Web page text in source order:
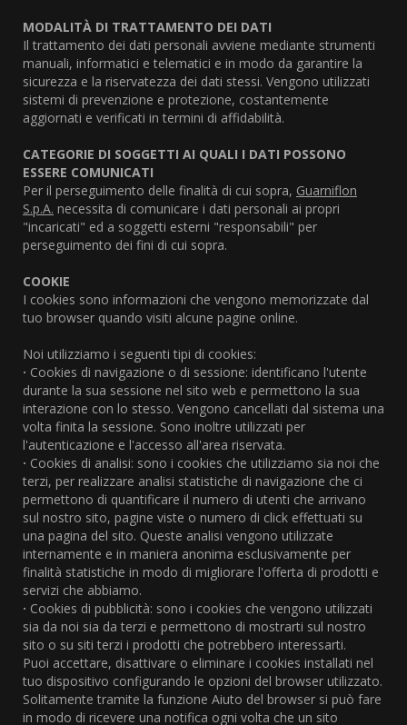
MODALITÀ DI TRATTAMENTO DEI DATI
Il trattamento dei dati personali avviene mediante strumenti
manuali, informatici e telematici e in modo da garantire la
sicurezza e la riservatezza dei dati stessi. Vengono utilizzati
sistemi di prevenzione e protezione, costantemente
aggiornati e verificati in termini di affidabilità.
CATEGORIE DI SOGGETTI AI QUALI I DATI POSSONO
ESSERE COMUNICATI
Per il perseguimento delle finalità di cui sopra, Guarniflon
S.p.A. necessita di comunicare i dati personali ai propri
"incaricati" ed a soggetti esterni "responsabili" per
perseguimento dei fini di cui sopra.
COOKIE
I cookies sono informazioni che vengono memorizzate dal
tuo browser quando visiti alcune pagine online.
Noi utilizziamo i seguenti tipi di cookies:
· Cookies di navigazione o di sessione: identificano l'utente
durante la sua sessione nel sito web e permettono la sua
interazione con lo stesso. Vengono cancellati dal sistema una
volta finita la sessione. Sono inoltre utilizzati per
l'autenticazione e l'accesso all'area riservata.
· Cookies di analisi: sono i cookies che utilizziamo sia noi che
terzi, per realizzare analisi statistiche di navigazione che ci
permettono di quantificare il numero di utenti che arrivano
sul nostro sito, pagine viste o numero di click effettuati su
una pagina del sito. Queste analisi vengono utilizzate
internamente e in maniera anonima esclusivamente per
finalità statistiche in modo di migliorare l'offerta di prodotti e
servizi che abbiamo.
· Cookies di pubblicità: sono i cookies che vengono utilizzati
sia da noi sia da terzi e permettono di mostrarti sul nostro
sito o su siti terzi i prodotti che potrebbero interessarti.
Puoi accettare, disattivare o eliminare i cookies installati nel
tuo dispositivo configurando le opzioni del browser utilizzato.
Solitamente tramite la funzione Aiuto del browser si può fare
in modo di ricevere una notifica ogni volta che un sito